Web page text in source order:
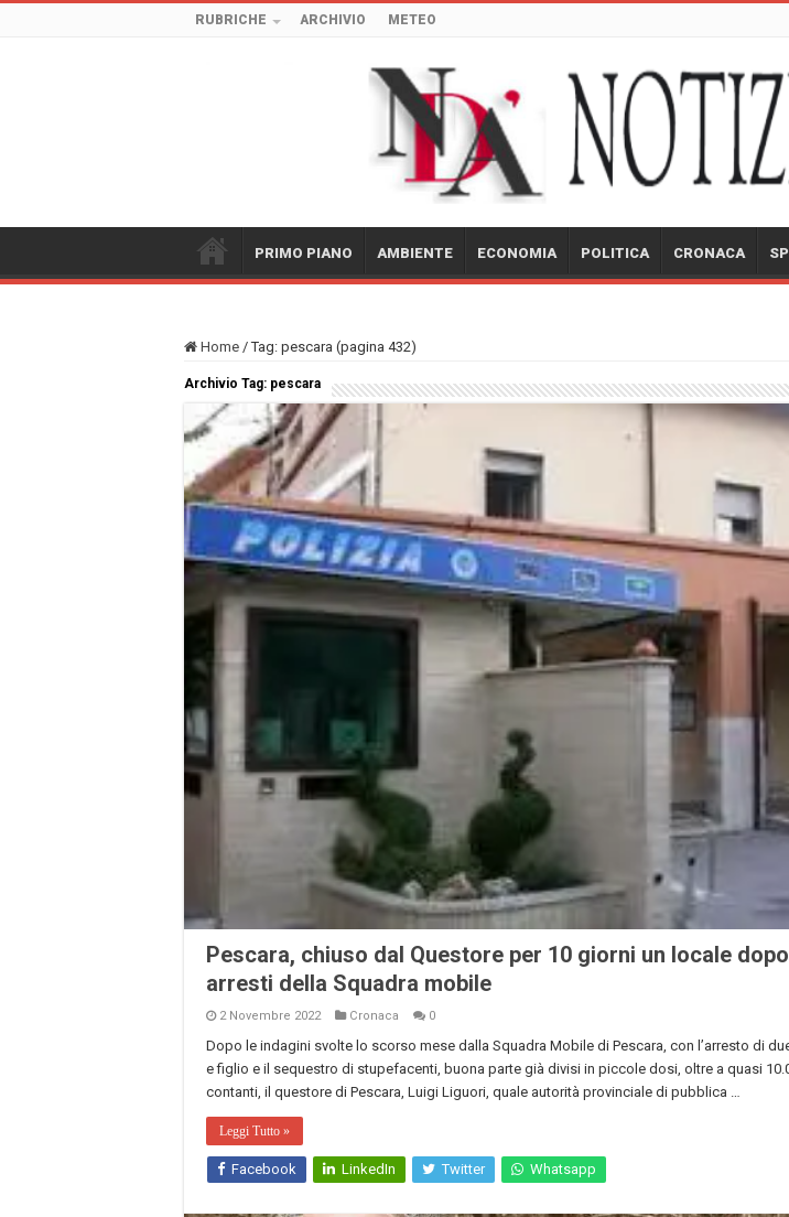
RUBRICHE ARCHIVIO METEO
PRIMO PIANO AMBIENTE ECONOMIA POLITICA CRONACA
Home / Tag: pescara (pagina 432)
Archivio Tag: pescara
Pescara, chiuso dal Questore per 10 giorni un locale
arresti della Squadra mobile
2 Novembre 2022 Cronaca 0
Dopo le indagini svolte lo scorso mese dalla Squadra Mobile di Pescara, con l’arresto di
e figlio e il sequestro di stupefacenti, buona parte già divisi in piccole dosi, oltre a quasi
contanti, il questore di Pescara, Luigi Liguori, quale autorità provinciale di pubblica …
Leggi Tutto »
Facebook LinkedIn Twitter Whatsapp